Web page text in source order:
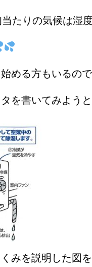
たりの気候は湿
める方もいるので
を書いてみようと
みを説明した図を